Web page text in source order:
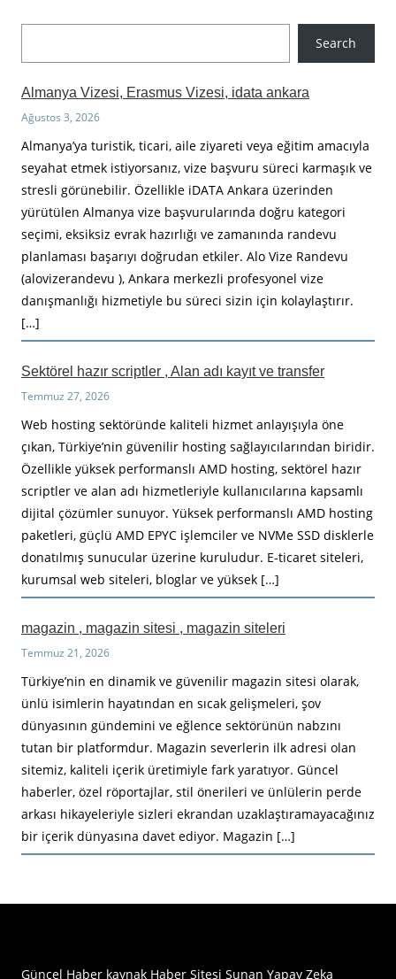
Search
Almanya Vizesi, Erasmus Vizesi, idata ankara
Ağustos 3, 2026
Almanya’ya turistik, ticari, aile ziyareti veya eğitim amacıyla
seyahat etmek istiyorsanız, vize başvuru süreci karmaşık ve
stresli görünebilir. Özellikle iDATA Ankara üzerinden
yürütülen Almanya vize başvurularında doğru kategori
seçimi, eksiksiz evrak hazırlığı ve zamanında randevu
planlaması başarıyı doğrudan etkiler. Alo Vize Randevu
(alovizerandevu ), Ankara merkezli profesyonel vize
danışmanlığı hizmetiyle bu süreci sizin için kolaylaştırır.
[…]
Sektörel hazır scriptler , Alan adı kayıt ve transfer
Temmuz 27, 2026
Web hosting sektöründe kaliteli hizmet anlayışıyla öne
çıkan, Türkiye’nin güvenilir hosting sağlayıcılarından biridir.
Özellikle yüksek performanslı AMD hosting, sektörel hazır
scriptler ve alan adı hizmetleriyle kullanıcılarına kapsamlı
dijital çözümler sunuyor. Yüksek performanslı AMD hosting
paketleri, güçlü AMD EPYC işlemciler ve NVMe SSD disklerle
donatılmış sunucular üzerine kuruludur. E-ticaret siteleri,
kurumsal web siteleri, bloglar ve yüksek […]
magazin , magazin sitesi , magazin siteleri
Temmuz 21, 2026
Türkiye’nin en dinamik ve güvenilir magazin sitesi olarak,
ünlü isimlerin hayatından en sıcak gelişmeleri, şov
dünyasının gündemini ve eğlence sektörünün nabzını
tutan bir platformdur. Magazin severlerin ilk adresi olan
sitemiz, kaliteli içerik üretimiyle fark yaratıyor. Güncel
haberler, özel röportajlar, stil önerileri ve ünlülerin perde
arkası hikayeleriyle sizleri ekrandan uzaklaştıramayacağınız
bir içerik dünyasına davet ediyor. Magazin […]
Güncel Haber kaynak Haber Sitesi Sunan Yapay Zeka